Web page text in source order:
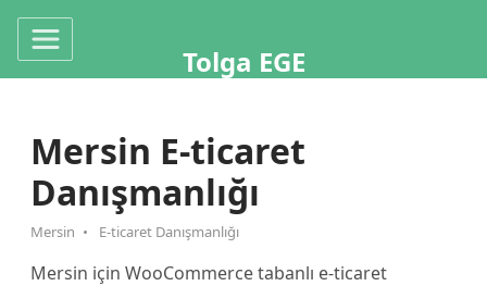
Tolga EGE
Mersin E-ticaret
Danışmanlığı
Mersin E-ticaret Danışmanlığı
Mersin için WooCommerce tabanlı e-ticaret